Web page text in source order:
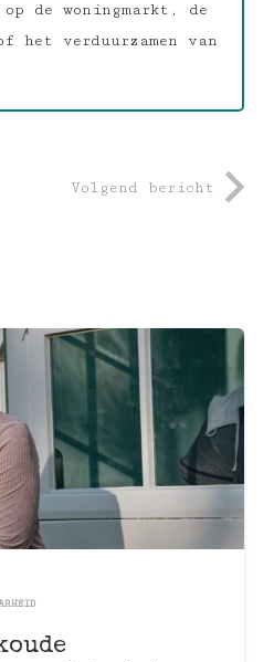
de woningmarkt, de
het verduurzamen van
Volgend bericht